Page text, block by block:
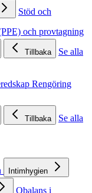
Stöd och
och provtagning
Tillbaka
Se alla
Rengöring
Tillbaka
Se alla
Intimhygien
Obalans i